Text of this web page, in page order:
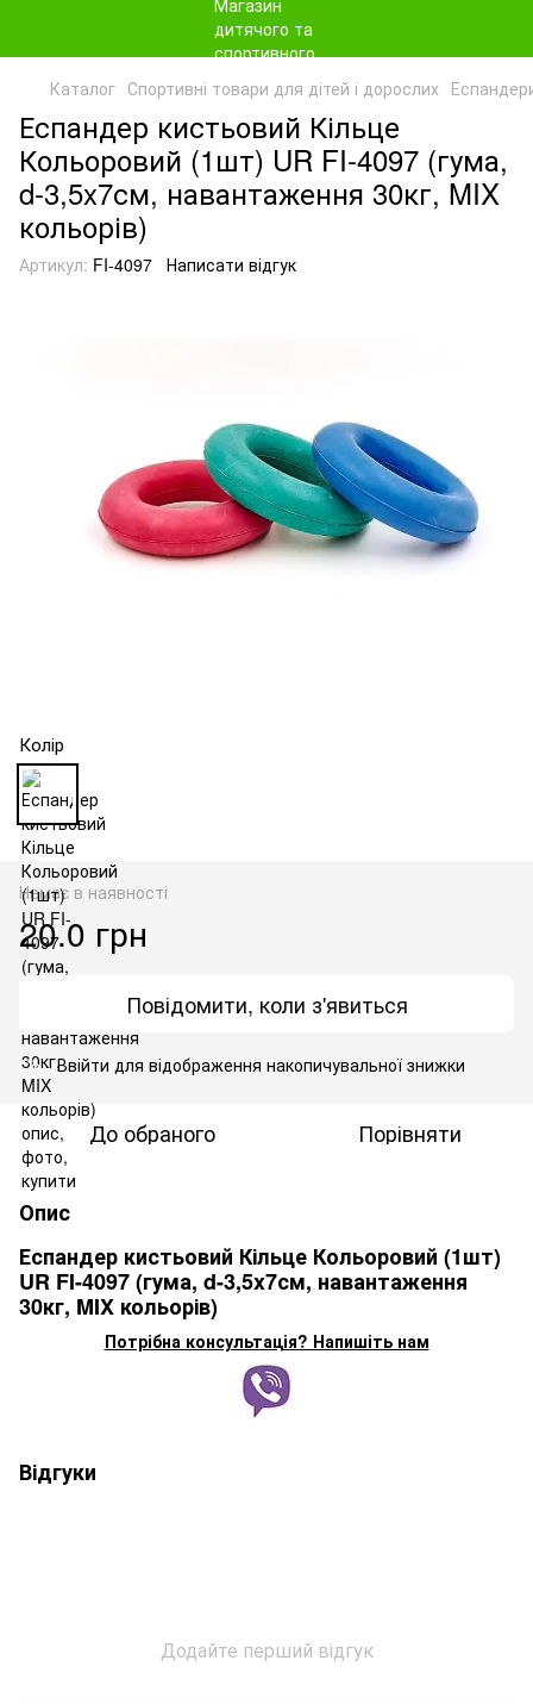
Каталог Спортивні товари для дітей і дорослих
Еспандер кистьовий Кільце
Кольоровий (1шт) UR FI-4097 (гума,
d-3,5x7см, навантаження 30кг, MIX
кольорів)
Артикул: FI-4097 Написати відгук
Колір
Немає в наявності
20.0 грн
Повідомити, коли з'явиться
% Ввійти для відображення накопичувальної знижки
До обраного Порівняти
Опис
Еспандер кистьовий Кільце Кольоровий (1шт)
UR FI-4097 (гума, d-3,5x7см, навантаження
30кг, MIX кольорів)
Потрібна консультація? Напишіть нам
Відгуки
Додайте перший відгук